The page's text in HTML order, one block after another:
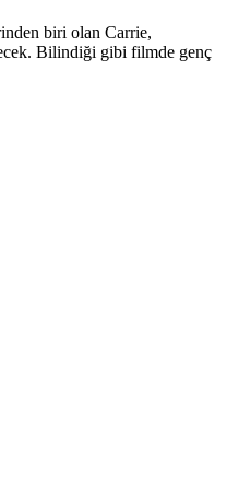
biri olan Carrie,
Bilindiği gibi filmde genç